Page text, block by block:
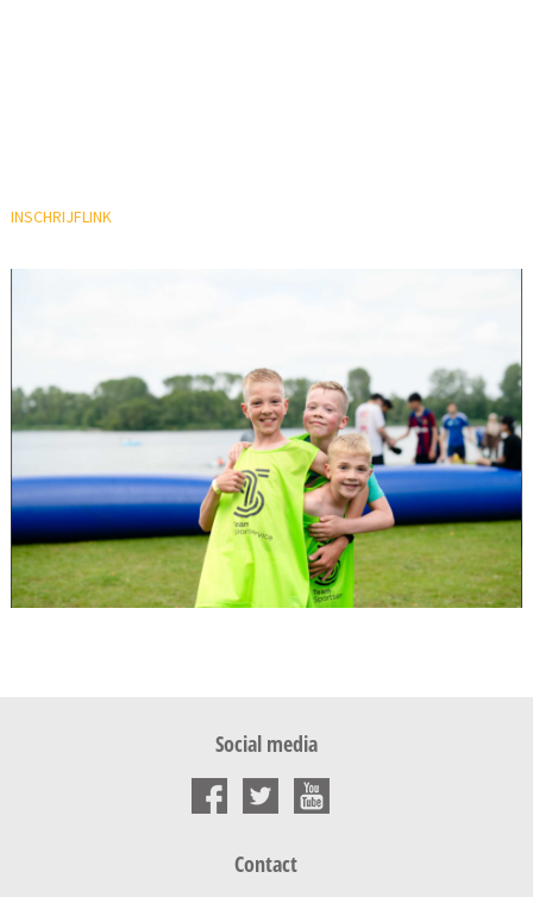
INSCHRIJFLINK
Social media
Contact